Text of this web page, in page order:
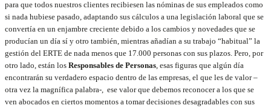
para que todos nuestros clientes recibiesen las nóminas de sus empleados como
si nada hubiese pasado, adaptando sus cálculos a una legislación laboral que se
convertía en un enjambre creciente debido a los cambios y novedades que se
producían un día sí y otro también, mientras añadían a su trabajo “habitual” la
gestión del ERTE de nada menos que 17.000 personas con sus plazos. Pero, por
otro lado, están los Responsables de Personas , esas figuras que algún día
encontrarán su verdadero espacio dentro de las empresas, el que les de valor –
otra vez la magnífica palabra-, ese valor que debemos reconocer a los que se
ven abocados en ciertos momentos a tomar decisiones desagradables con sus